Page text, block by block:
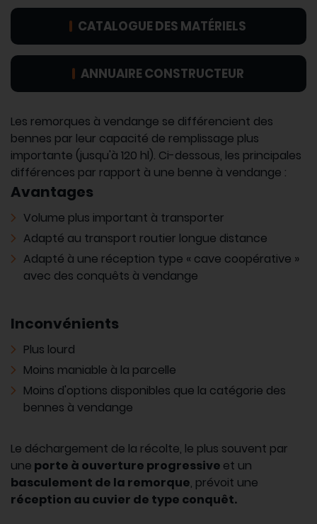
CATALOGUE DES MATÉRIELS
ANNUAIRE CONSTRUCTEUR
Les remorques à vendange se différencient des
bennes par leur capacité de remplissage plus
importante (jusqu'à 120 hl). Ci-dessous, les principales
différences par rapport à une benne à vendange :
Avantages
Volume plus important à transporter
Adapté au transport routier longue distance
Adapté à une réception type « cave coopérative »
avec des conquêts à vendange
Inconvénients
Plus lourd
Moins maniable à la parcelle
Moins d'options disponibles que la catégorie des
bennes à vendange
Le déchargement de la récolte, le plus souvent par
une porte à ouverture progressive et un
basculement de la remorque, prévoit une
réception au cuvier de type conquêt.